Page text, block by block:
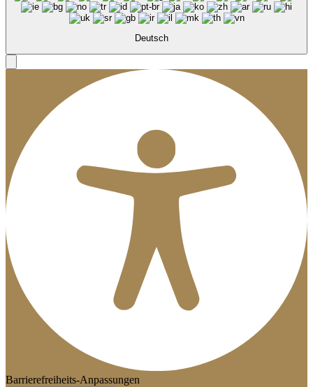
Deutsch
Barrierefreiheits-Anpassungen